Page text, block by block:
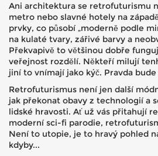
Ani architektura se retrofuturismu
metro nebo slavné hotely na
prvky, co působí „moderně podle
na kulaté tvary, zářivé barvy a
Překvapivě to většinou dobře
veřejnost rozdělí. Někteří milují
jiní to vnímají jako kýč. Pravda
Retrofuturismus není jen další
jak překonat obavy z technologií a
lidské hravosti. Ať už vás přitahují
moderní sci-fi parodie,
Není to utopie, je to hravý pohled
kdyby...